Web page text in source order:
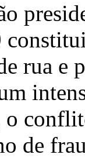
rua e
de